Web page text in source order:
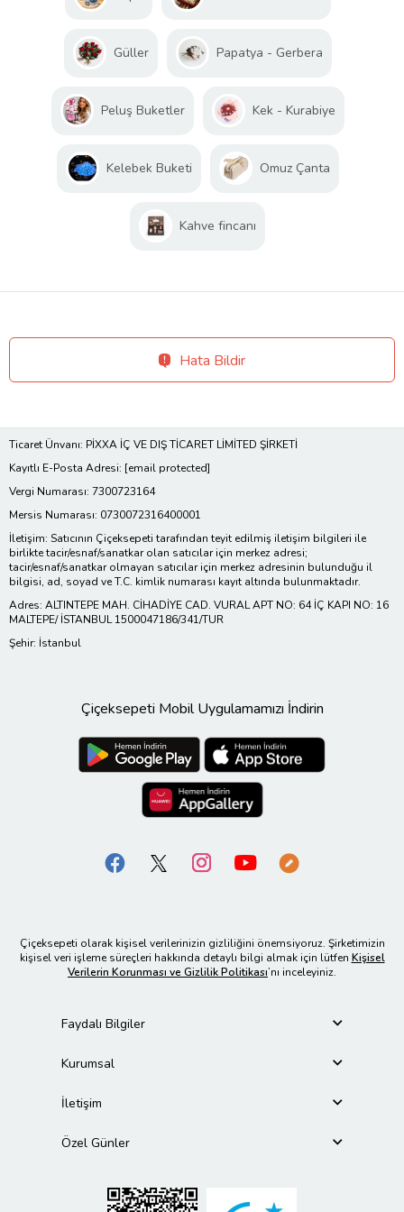
Güller Papatya - Gerbera
Peluş Buketler Kek - Kurabiye
Kelebek Buketi Omuz Çanta
Kahve fincanı
Hata Bildir
Ticaret Ünvanı: PİXXA İÇ VE DIŞ TİCARET LİMİTED ŞİRKETİ
Kayıtlı E-Posta Adresi: [email protected]
Vergi Numarası: 7300723164
Mersis Numarası: 0730072316400001
İletişim: Satıcının Çiçeksepeti tarafından teyit edilmiş iletişim bilgileri ile
birlikte tacir/esnaf/sanatkar olan satıcılar için merkez adresi;
tacir/esnaf/sanatkar olmayan satıcılar için merkez adresinin bulunduğu il
bilgisi, ad, soyad ve T.C. kimlik numarası kayıt altında bulunmaktadır.
Adres: ALTINTEPE MAH. CİHADİYE CAD. VURAL APT NO: 64 İÇ KAPI NO: 16
MALTEPE/ İSTANBUL 1500047186/341/TUR
Şehir: İstanbul
Çiçeksepeti Mobil Uygulamamızı İndirin
Çiçeksepeti olarak kişisel verilerinizin gizliliğini önemsiyoruz. Şirketimizin
kişisel veri işleme süreçleri hakkında detaylı bilgi almak için lütfen Kişisel
Verilerin Korunması ve Gizlilik Politikası’nı inceleyiniz.
Faydalı Bilgiler
Kurumsal
İletişim
Özel Günler